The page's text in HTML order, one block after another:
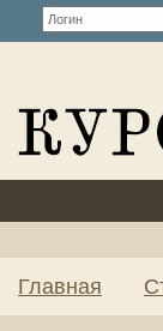
Главная